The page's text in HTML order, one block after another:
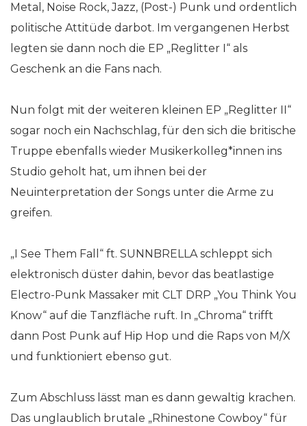
Metal, Noise Rock, Jazz, (Post-) Punk und ordentlich
politische Attitüde darbot. Im vergangenen Herbst
legten sie dann noch die EP „Reglitter I“ als
Geschenk an die Fans nach.
Nun folgt mit der weiteren kleinen EP „Reglitter II“
sogar noch ein Nachschlag, für den sich die britische
Truppe ebenfalls wieder Musikerkolleg*innen ins
Studio geholt hat, um ihnen bei der
Neuinterpretation der Songs unter die Arme zu
greifen.
„I See Them Fall“ ft. SUNNBRELLA schleppt sich
elektronisch düster dahin, bevor das beatlastige
Electro-Punk Massaker mit CLT DRP „You Think You
Know“ auf die Tanzfläche ruft. In „Chroma“ trifft
dann Post Punk auf Hip Hop und die Raps von M/X
und funktioniert ebenso gut.
Zum Abschluss lässt man es dann gewaltig krachen.
Das unglaublich brutale „Rhinestone Cowboy“ für